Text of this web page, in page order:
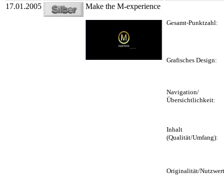
17.01.2005
Make the M-experience
Gesamt-Punktzahl:
Grafisches Design:
Navigation/
Übersichtlichkeit:
Inhalt
(Qualität/Umfang):
Originalität/